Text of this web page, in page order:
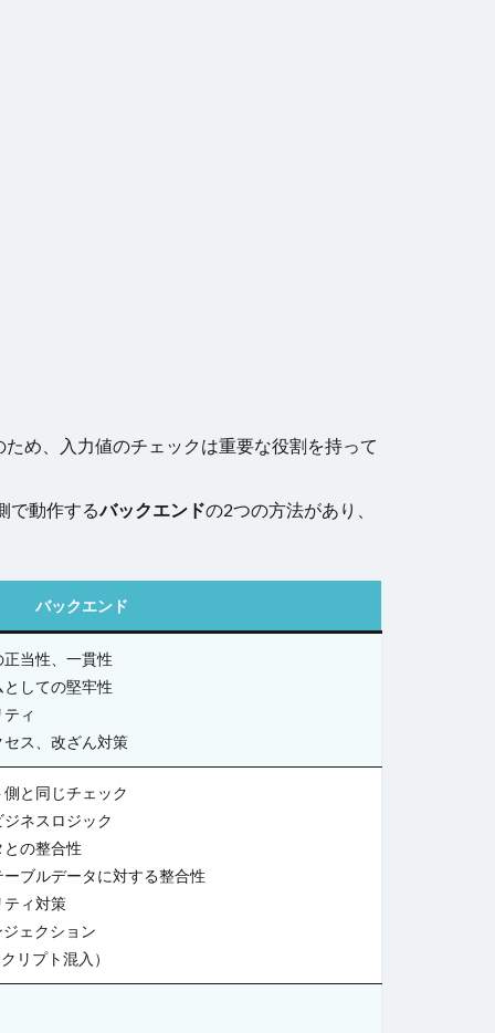
め、入力値のチェックは重要な役割を持って
で動作するバックエンドの2つの方法があり、
クエンド
当性、一貫性
しての堅牢性
ィ
セス、改ざん対策
と同じチェック
ネスロジック
の整合性
ブルデータに対する整合性
ティ対策
ェクション
リプト混入）